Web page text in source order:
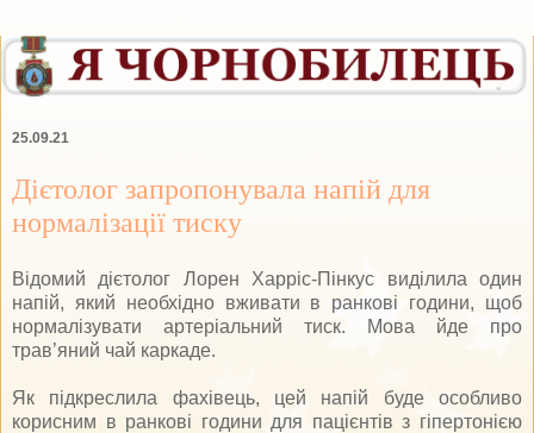
25.09.21
Дієтолог запропонувала напій для
нормалізації тиску
Відомий дієтолог Лорен Харріс-Пінкус виділила один
напій, який необхідно вживати в ранкові години, щоб
нормалізувати артеріальний тиск. Мова йде про
трав’яний чай каркаде.
Як підкреслила фахівець, цей напій буде особливо
корисним в ранкові години для пацієнтів з гіпертонією